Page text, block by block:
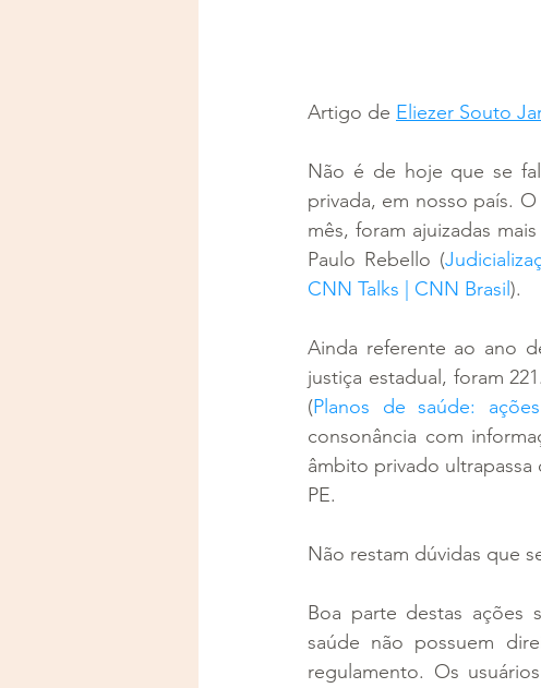
Artigo de Eliezer Souto Jar
Não é de hoje que se
privada, em nosso país.
mês, foram ajuizadas
Paulo Rebello (
CNN Talks | CNN Brasil ).
Ainda referente ao ano
justiça estadual, foram
(Planos de saúde:
consonância com
âmbito privado ultrapassa
PE.
Não restam dúvidas que
Boa parte destas ações
saúde não possuem
regulamento. Os